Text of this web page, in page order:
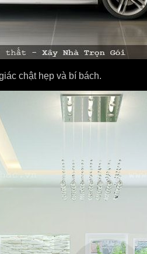
chật hẹp và bí bách.